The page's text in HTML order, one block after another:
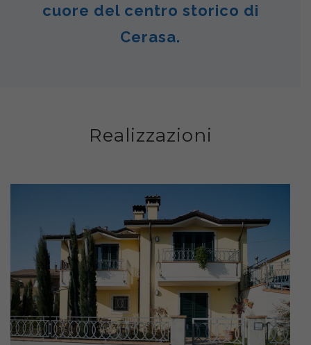
cuore del centro storico di
Cerasa.
Realizzazioni